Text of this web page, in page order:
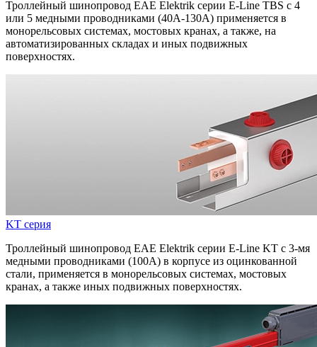
Троллейный шинопровод EAE Elektrik серии E-Line TBS с 4
или 5 медными проводниками (40A-130A) применяется в
монорельсовых системах, мостовых кранах, а также, на
автоматизированных складах и иных подвижных
поверхностях.
KT серия
Троллейный шинопровод EAE Elektrik серии E-Line KT с 3-мя
медными проводниками (100A) в корпусе из оцинкованной
стали, применяется в монорельсовых системах, мостовых
кранах, а также иных подвижных поверхностях.